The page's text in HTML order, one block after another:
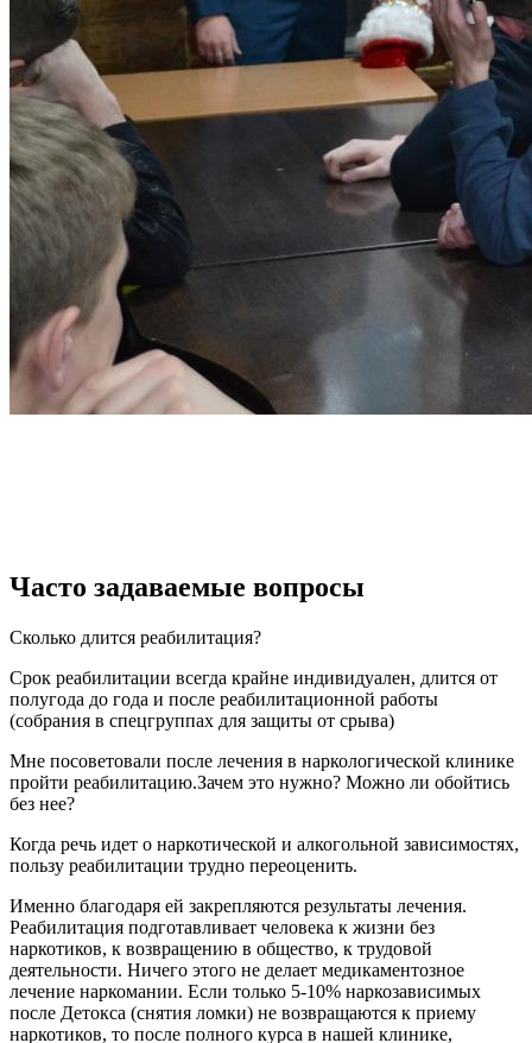
Часто задаваемые вопросы
Сколько длится реабилитация?
Срок реабилитации всегда крайне индивидуален, длится от
полугода до года и после реабилитационной работы
(собрания в спецгруппах для защиты от срыва)
Мне посоветовали после лечения в наркологической клинике
пройти реабилитацию.Зачем это нужно? Можно ли обойтись
без нее?
Когда речь идет о наркотической и алкогольной зависимостях,
пользу реабилитации трудно переоценить.
Именно благодаря ей закрепляются результаты лечения.
Реабилитация подготавливает человека к жизни без
наркотиков, к возвращению в общество, к трудовой
деятельности. Ничего этого не делает медикаментозное
лечение наркомании. Если только 5-10% наркозависимых
после Детокса (снятия ломки) не возвращаются к приему
наркотиков, то после полного курса в нашей клинике,